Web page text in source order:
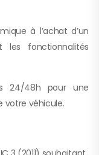
à l’achat d’un
fonctionnalités
24/48h pour une
votre véhicule.